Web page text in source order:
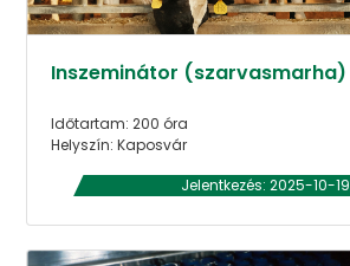
Inszeminátor (szarvasmarha)
Időtartam: 200 óra
Helyszín: Kaposvár
Jelentkezés: 2025-10-19